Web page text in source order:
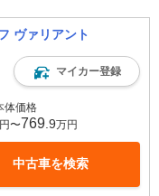
ヴァリアント
マイカー登録
体価格
〜769 .9万円
中古車を検索